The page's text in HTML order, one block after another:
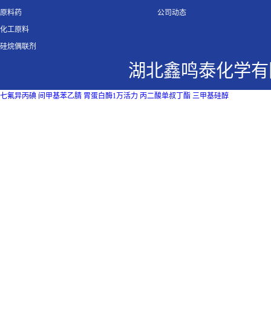
原料药
化工原料
硅烷偶联剂
公司动态
湖北鑫鸣泰化学
七氟异丙碘 间甲基苯乙腈 胃蛋白酶1万活力 丙二酸单叔丁酯 三甲基硅醇